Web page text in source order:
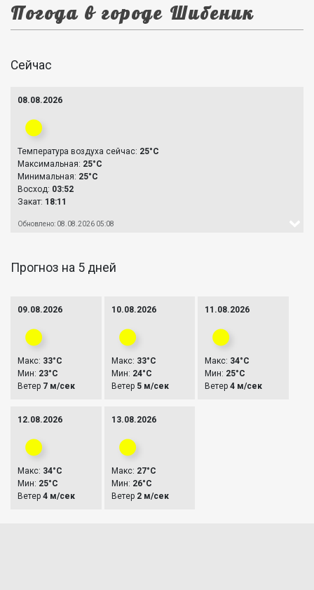
Погода в городе Шибеник
Сейчас
08.08.2026
Температура воздуха сейчас: 25°C
Максимальная: 25°C
Минимальная: 25°C
Восход: 03:52
Закат: 18:11
Обновлено: 08.08.2026 05:08
Прогноз на 5 дней
09.08.2026
Макс: 33°C
Мин: 23°C
Ветер 7 м/сек
10.08.2026
Макс: 33°C
Мин: 24°C
Ветер 5 м/сек
11.08.2026
Макс: 34°C
Мин: 25°C
Ветер4 м/сек
12.08.2026
Макс: 34°C
Мин: 25°C
Ветер 4 м/сек
13.08.2026
Макс: 27°C
Мин: 26°C
Ветер 2 м/сек